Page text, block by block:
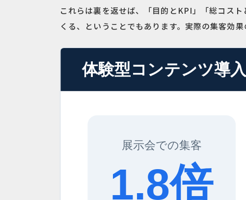
これらは裏を返せば、「目的とKPI」「総コス
くる、ということでもあります。実際の集客効